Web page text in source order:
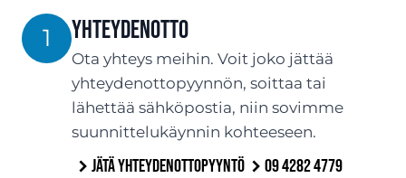
1 YHTEYDENOTTO
Ota yhteys meihin. Voit joko jättää
yhteydenottopyynnön, soittaa tai
lähettää sähköpostia, niin sovimme
suunnittelukäynnin kohteeseen.
Jätä yhteydenottopyyntö
09 4282 4779